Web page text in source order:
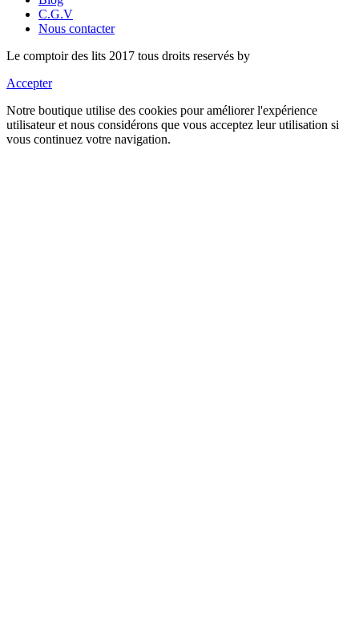
C.G.V
Nous contacter
Le comptoir des lits 2017 tous droits reservés by
Accepter
Notre boutique utilise des cookies pour améliorer l'expérience
utilisateur et nous considérons que vous acceptez leur utilisation si
vous continuez votre navigation.